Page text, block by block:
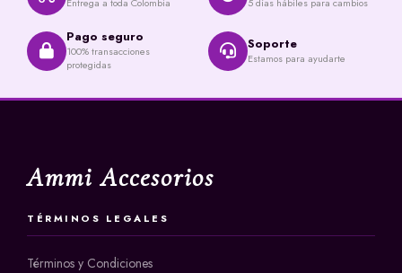
Pago seguro
100% transacciones
protegidas
Soporte
Estamos para ayudarte
Ammi Accesorios
TÉRMINOS LEGALES
Términos y Condiciones